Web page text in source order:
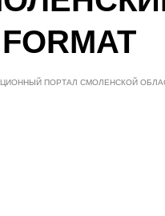
FORMAT
ПОРТАЛ СМОЛЕНСКОЙ